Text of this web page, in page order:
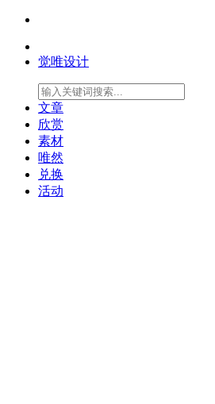
觉唯设计
文章
欣赏
素材
唯然
兑换
活动